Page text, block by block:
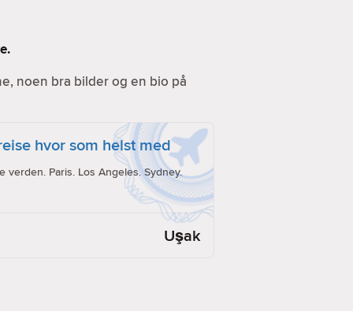
noen bra bilder og en bio på
hvor som helst med
verden. Paris. Los Angeles. Sydney.
Uşak